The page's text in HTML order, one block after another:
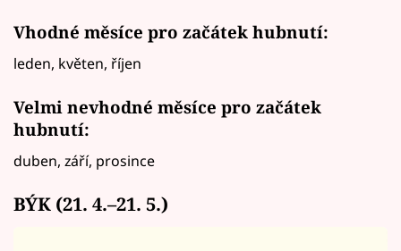
Vhodné měsíce pro začátek hubnutí:
leden, květen, říjen
Velmi nevhodné měsíce pro začátek
hubnutí:
duben, září, prosince
BÝK (21. 4.–21. 5.)